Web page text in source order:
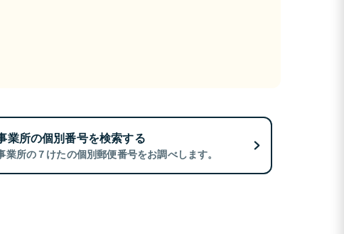
業所の個別番号を検索する
業所の７けたの個別郵便番号をお調べします。